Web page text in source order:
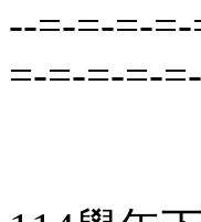
--=-=-=-
=-=-=-=-